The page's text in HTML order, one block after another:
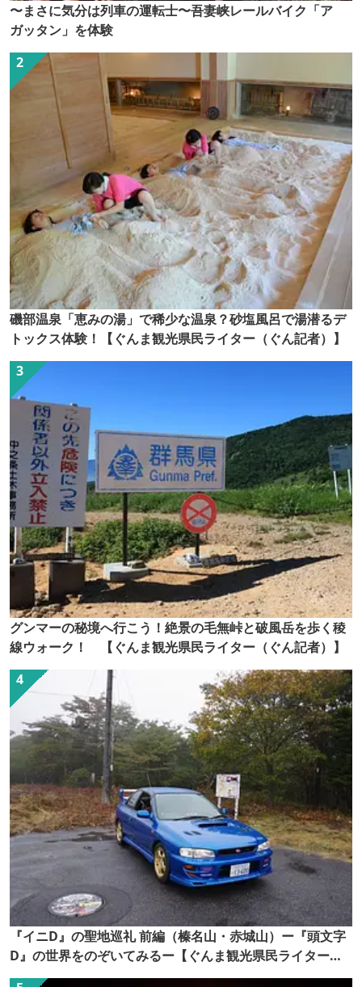
〜まさに気分は列車の運転士〜吾妻峡レールバイク「ア
ガッタン」を体験
磯部温泉「恵みの湯」で稀少な温泉？砂塩風呂で湯潜るデ
トックス体験！【ぐんま観光県民ライター（ぐん記者）】
グンマーの秘境へ行こう！絶景の毛無峠と破風岳を歩く稜
線ウォーク！ 【ぐんま観光県民ライター（ぐん記者）】
『イニD』の聖地巡礼 前編（榛名山・赤城山）ー『頭文字
D』の世界をのぞいてみるー【ぐんま観光県民ライター
（ぐん記者）】